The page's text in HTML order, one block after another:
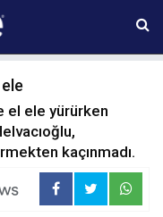
el ele yürürken
kaçınmadı.